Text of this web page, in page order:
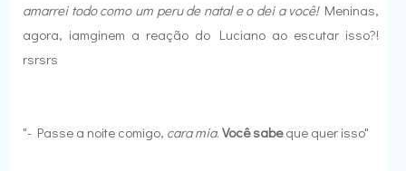
amarrei todo como um peru de natal e o dei a você!Meninas,
agora, iamginem a reação do Luciano ao escutar isso?!
rsrsrs
"- Passe a noite comigo, cara mia. Você sabeque quer isso"